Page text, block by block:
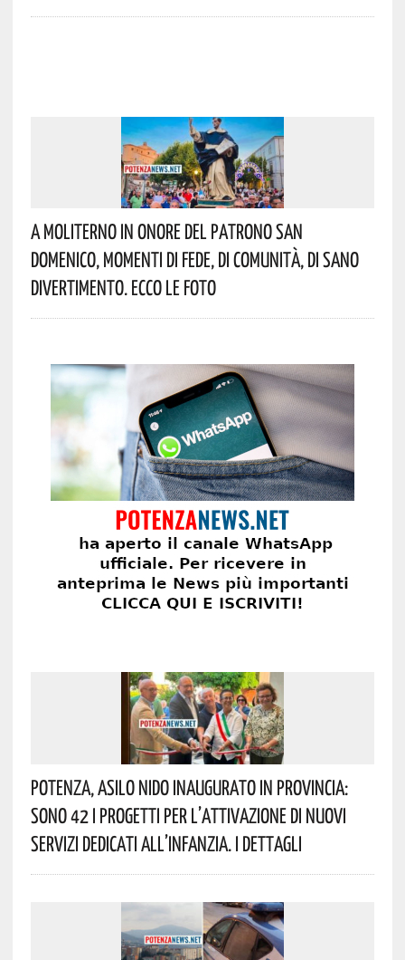
A Moliterno In Onore Del Patrono San
Domenico, Momenti Di Fede, Di Comunità, Di Sano
Divertimento. Ecco Le Foto
Potenza, Asilo Nido Inaugurato In Provincia:
Sono 42 I Progetti Per L’attivazione Di Nuovi
Servizi Dedicati All’infanzia. I Dettagli